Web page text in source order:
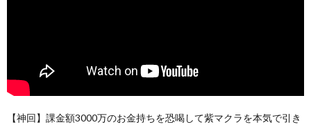
【神回】課金額3000万のお金持ちを恐喝して紫マクラを本気で引き